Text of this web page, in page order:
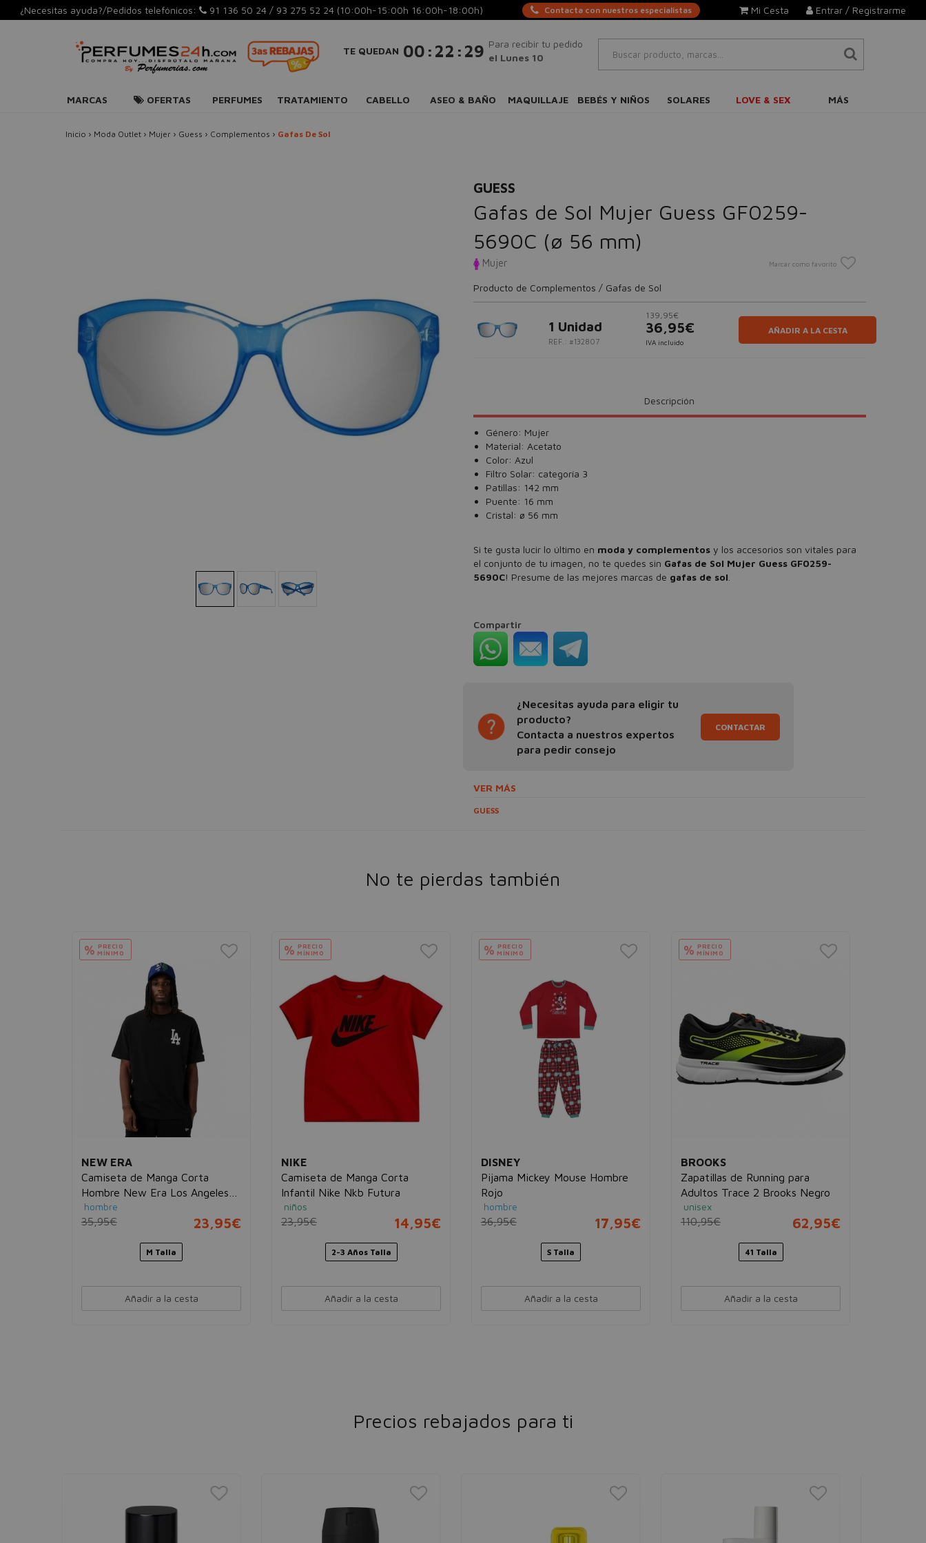
¿Necesitas ayuda?/Pedidos telefónicos: 91 136 50 24 / 93 275 52 24 (10:00h-15:00h 16:00h-18:00h) Contacta con nuestros especialistas Entrar / Registrarme
Mi Cesta
TE QUEDAN 00 : 22 : 28 Para recibir tu pedido
el Lunes 10
MARCAS OFERTAS PERFUMES TRATAMIENTO CABELLO ASEO & BAÑO MAQUILLAJE BEBÉS Y NIÑOS SOLARES LOVE & SEX MÁS
Inicio › Moda Outlet › Mujer › Guess › Complementos › Gafas De Sol
GUESS
Gafas de Sol Mujer Guess GF0259-
5690C (ø 56 mm)
Mujer Marcar como favorito
Producto de Complementos / Gafas de Sol
1 Unidad
REF.: #132807
139,95€
36,95€
IVA incluido
AÑADIR A LA CESTA
Descripción
Género: Mujer
Material: Acetato
Color: Azul
Filtro Solar: categoría 3
Patillas: 142 mm
Puente: 16 mm
Cristal: ø 56 mm
Si te gusta lucir lo último en moda y complementos y los accesorios son vitales para
el conjunto de tu imagen, no te quedes sin Gafas de Sol Mujer Guess GF0259-
5690C! Presume de las mejores marcas de gafas de sol
Compartir
¿Necesitas ayuda para eligir tu
producto?
Contacta a nuestros expertos
para pedir consejo
CONTACTAR
VER MÁS
GUESS
No te pierdas también
% PRECIO
MÍNIMO
NEW ERA
Camiseta de Manga Corta
Hombre New Era Los Angeles
Dodgers MLB City Graphic Over
hombre
35,95€ 23,95€
M Talla
Añadir a la cesta
% PRECIO
MÍNIMO
NIKE
Camiseta de Manga Corta
Infantil Nike Nkb Futura
niños
23,95€ 14,95€
2-3 Años Talla
Añadir a la cesta
% PRECIO
MÍNIMO
DISNEY
Pijama Mickey Mouse Hombre
Rojo
hombre
36,95€ 17,95€
S Talla
Añadir a la cesta
% PRECIO
MÍNIMO
BROOKS
Zapatillas de Running para
Adultos Trace 2 Brooks Negro
unisex
110,95€ 62,95€
41 Talla
Añadir a la cesta
Precios rebajados para ti